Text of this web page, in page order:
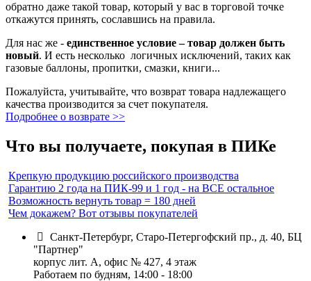
обратно даже такой товар, который у вас в торговой точке
откажутся принять, сославшись на правила.
Для нас же - единственное условие – товар должен быть
новый. И есть несколько логичных исключений, таких как
газовые баллоны, пропитки, смазки, книги...
Пожалуйста, учитывайте, что возврат товара надлежащего
качества производится за счет покупателя.
Подробнее о возврате >>
Что вы получаете, покупая в ПИКе
Крепкую продукцию российского производства
Гарантию 2 года на ПИК-99 и 1 год - на ВСЕ остальное
Возможность вернуть товар = 180 дней
Чем докажем? Вот отзывы покупателей
Санкт-Петербург, Старо-Петергофский пр., д. 40, БЦ
"Партнер"
корпус лит. А, офис № 427, 4 этаж
Работаем по будням, 14:00 - 18:00